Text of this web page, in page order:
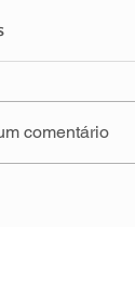
comentário